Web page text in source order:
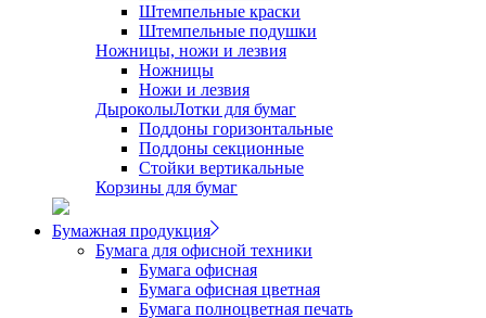
Штемпельные краски
Штемпельные подушки
Ножницы, ножи и лезвия
Ножницы
Ножи и лезвия
ДыроколыЛотки для бумаг
Поддоны горизонтальные
Поддоны секционные
Стойки вертикальные
Корзины для бумаг
Бумажная продукция
Бумага для офисной техники
Бумага офисная
Бумага офисная цветная
Бумага полноцветная печать